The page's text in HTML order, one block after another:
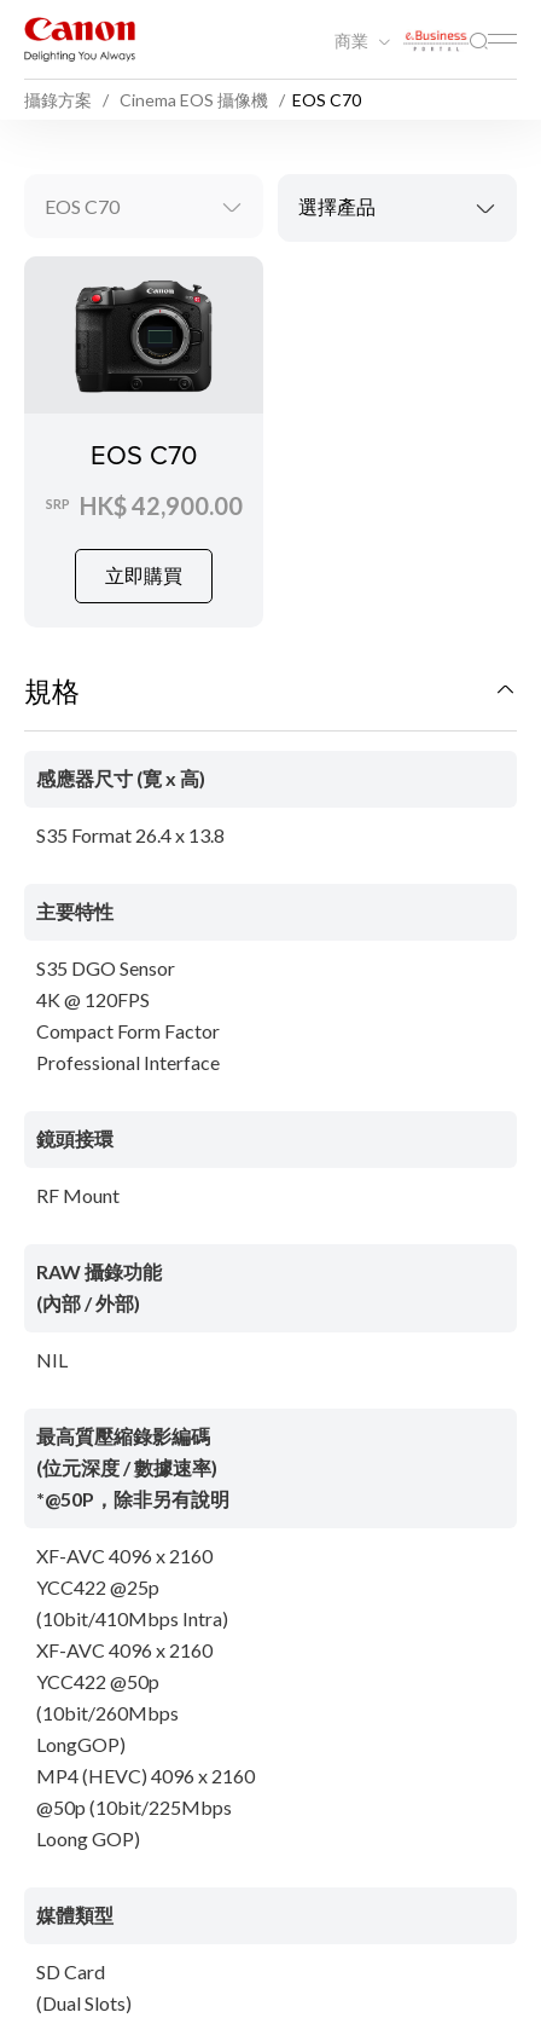
商業
攝錄方案 Cinema EOS 攝像機 EOS C70
EOS C70 選擇產品
EOS C70
SRP HK$ 42,900.00
立即購買
規格
感應器尺寸 (寛 x 高)
S35 Format 26.4 x 13.8
主要特性
S35 DGO Sensor
4K @ 120FPS
Compact Form Factor
Professional Interface
鏡頭接環
RF Mount
RAW 攝錄功能
(內部 / 外部)
NIL
最高質壓縮錄影編碼
(位元深度 / 數據速率)
*@50P，除非另有說明
XF-AVC 4096 x 2160
YCC422 @25p
(10bit/410Mbps Intra)
XF-AVC 4096 x 2160
YCC422 @50p
(10bit/260Mbps
LongGOP)
MP4 (HEVC) 4096 x 2160
@50p (10bit/225Mbps
Loong GOP)
媒體類型
SD Card
(Dual Slots)